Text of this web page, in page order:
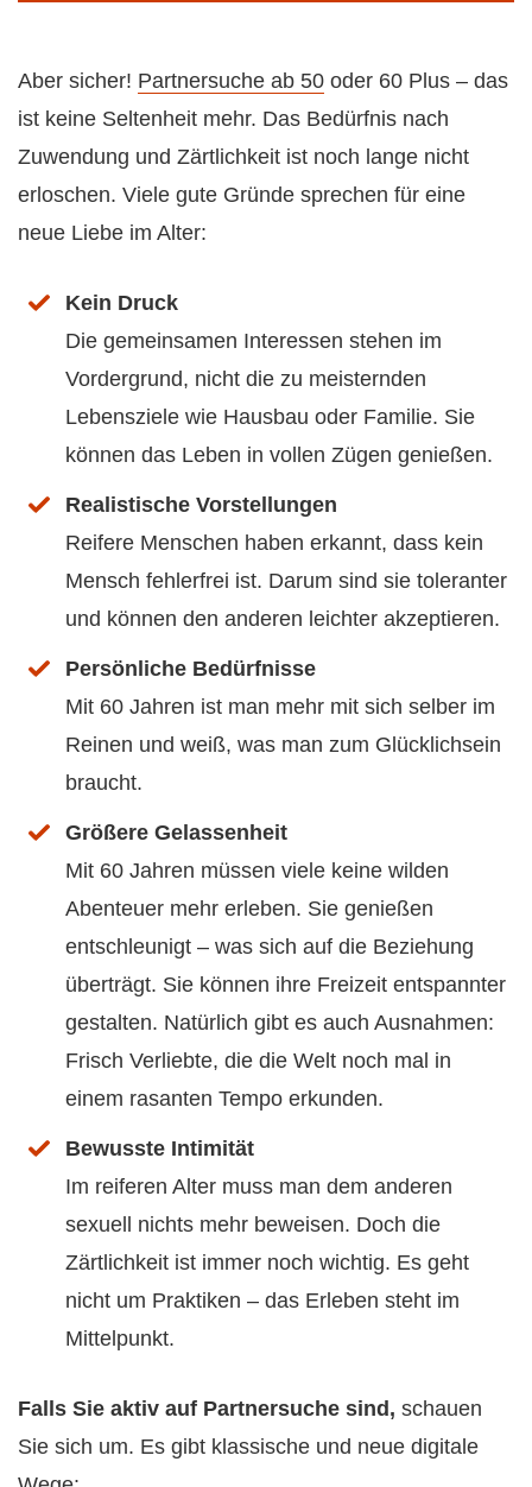
Aber sicher! Partnersuche ab 50 oder 60 Plus – das
ist keine Seltenheit mehr. Das Bedürfnis nach
Zuwendung und Zärtlichkeit ist noch lange nicht
erloschen. Viele gute Gründe sprechen für eine
neue Liebe im Alter:
Kein Druck
Die gemeinsamen Interessen stehen im
Vordergrund, nicht die zu meisternden
Lebensziele wie Hausbau oder Familie. Sie
können das Leben in vollen Zügen genießen.
Realistische Vorstellungen
Reifere Menschen haben erkannt, dass kein
Mensch fehlerfrei ist. Darum sind sie toleranter
und können den anderen leichter akzeptieren.
Persönliche Bedürfnisse
Mit 60 Jahren ist man mehr mit sich selber im
Reinen und weiß, was man zum Glücklichsein
braucht.
Größere Gelassenheit
Mit 60 Jahren müssen viele keine wilden
Abenteuer mehr erleben. Sie genießen
entschleunigt – was sich auf die Beziehung
überträgt. Sie können ihre Freizeit entspannter
gestalten. Natürlich gibt es auch Ausnahmen:
Frisch Verliebte, die die Welt noch mal in
einem rasanten Tempo erkunden.
Bewusste Intimität
Im reiferen Alter muss man dem anderen
sexuell nichts mehr beweisen. Doch die
Zärtlichkeit ist immer noch wichtig. Es geht
nicht um Praktiken – das Erleben steht im
Mittelpunkt.
Falls Sie aktiv auf Partnersuche sind, schauen
Sie sich um. Es gibt klassische und neue digitale